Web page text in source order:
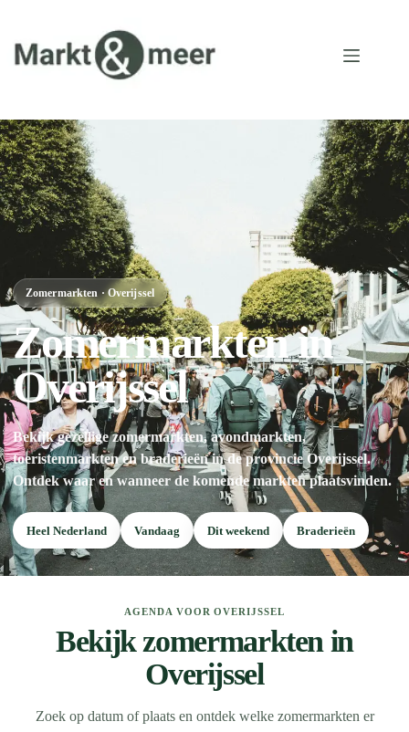
Zomermarkten · Overijssel
Zomermarkten in
Overijssel
Bekijk gezellige zomermarkten, avondmarkten,
toeristenmarkten en braderieën in de provincie Overijssel.
Ontdek waar en wanneer de komende markten plaatsvinden.
Heel Nederland Vandaag Dit weekend Braderieën
AGENDA VOOR OVERIJSSEL
Bekijk zomermarkten in
Overijssel
Zoek op datum of plaats en ontdek welke zomermarkten er